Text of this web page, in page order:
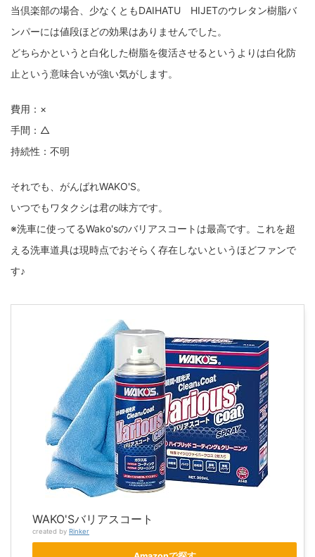
当倶楽部の場合、少なくともDAIHATU HIJETのウレタン樹脂バ
ンパーには値段ほどの効果はありませんでした。
どちらかというと白化した樹脂を復活させるというよりは白化防
止という意味合いが強い気がします。
費用：×
手間：△
持続性：不明
それでも、がんばれWAKO'S。
いつでもワタクシは君の味方です。
※洗車に使ってるWako'sのバリアスコートは最高です。これを超
える洗車道具は現時点でおそらく存在しないというほどファンで
す♪
WAKO'Sバリアスコート
created by Rinker